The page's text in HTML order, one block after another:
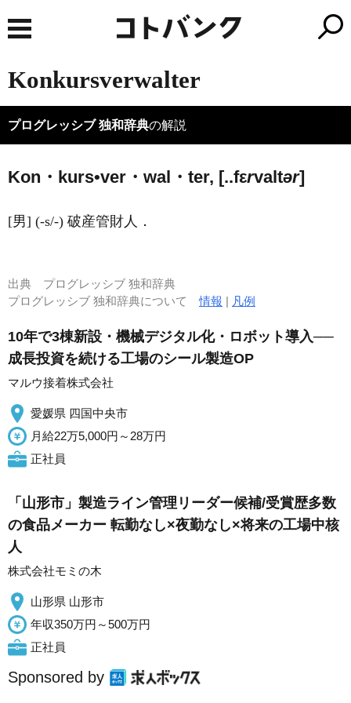
Konkursverwalter
プログレッシブ 独和辞典の解説
Kon・kurs•ver・wal・ter, [..fεrvaltər]
[男] (-s/-) 破産管財人．
出典 プログレッシブ 独和辞典
プログレッシブ 独和辞典について情報 | 凡例
10年で3棟新設・機械デジタル化・ロボット導入──
成長投資を続ける工場のシール製造OP
マルウ接着株式会社
愛媛県 四国中央市
月給22万5,000円～28万円
正社員
「山形市」製造ライン管理リーダー候補/受賞歴多数
の食品メーカー 転勤なし×夜勤なし×将来の工場中核
人
株式会社モミの木
山形県 山形市
年収350万円～500万円
正社員
Sponsored by